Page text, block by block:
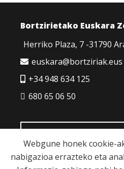
Bortzirietako Euskara
Herriko Plaza, 7 -31790
euskara@bortziriak.eus
+34 948 634 125
680 65 06 50
Webgune honek cookie-
nabigazioa errazteko eta